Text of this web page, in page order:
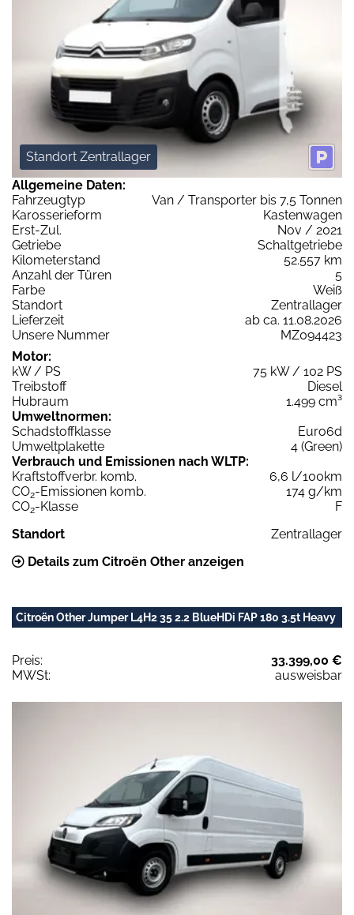
Standort Zentrallager
Allgemeine Daten:
Fahrzeugtyp
Van / Transporter bis 7,5 Tonnen
Karosserieform
Kastenwagen
Erst-Zul.
Nov / 2021
Getriebe
Schaltgetriebe
Kilometerstand
52.557 km
Anzahl der Türen
5
Farbe
Weiß
Standort
Zentrallager
Lieferzeit
ab ca. 11.08.2026
Unsere Nummer
MZ094423
Motor:
kW / PS
75 kW / 102 PS
Treibstoff
Diesel
Hubraum
1.499 cm³
Umweltnormen:
Schadstoffklasse
Euro6d
Umweltplakette
4 (Green)
Verbrauch und Emissionen nach WLTP:
Kraftstoffverbr. komb.
6,6 l/100km
CO2-Emissionen komb.
174 g/km
CO2-Klasse
F
Standort
Zentrallager
Details zum Citroën Other anzeigen
Citroën Other Jumper L4H2 35 2.2 BlueHDi FAP 180 3.5t Heavy
Preis:
33.399,00 €
MWSt:
ausweisbar